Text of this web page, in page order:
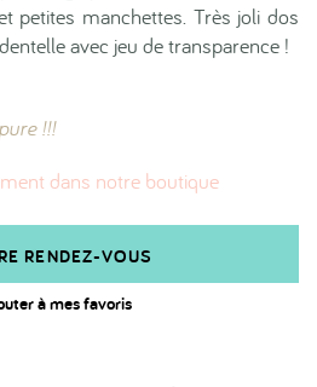
petites manchettes. Très joli dos
avec jeu de transparence !
!!!
dans notre boutique
RENDEZ-VOUS
à mes favoris